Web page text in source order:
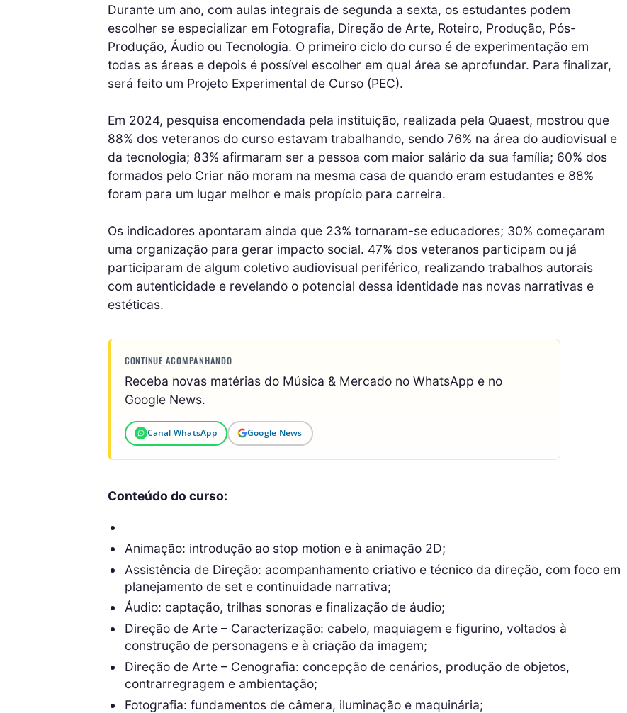
Durante um ano, com aulas integrais de segunda a sexta, os estudantes podem
escolher se especializar em Fotografia, Direção de Arte, Roteiro, Produção, Pós-
Produção, Áudio ou Tecnologia. O primeiro ciclo do curso é de experimentação em
todas as áreas e depois é possível escolher em qual área se aprofundar. Para finalizar,
será feito um Projeto Experimental de Curso (PEC).
Em 2024, pesquisa encomendada pela instituição, realizada pela Quaest, mostrou que
88% dos veteranos do curso estavam trabalhando, sendo 76% na área do audiovisual e
da tecnologia; 83% afirmaram ser a pessoa com maior salário da sua família; 60% dos
formados pelo Criar não moram na mesma casa de quando eram estudantes e 88%
foram para um lugar melhor e mais propício para carreira.
Os indicadores apontaram ainda que 23% tornaram-se educadores; 30% começaram
uma organização para gerar impacto social. 47% dos veteranos participam ou já
participaram de algum coletivo audiovisual periférico, realizando trabalhos autorais
com autenticidade e revelando o potencial dessa identidade nas novas narrativas e
estéticas.
CONTINUE ACOMPANHANDO
Receba novas matérias do Música & Mercado no WhatsApp e no
Google News.
Canal WhatsApp Google News
Conteúdo do curso:
Animação: introdução ao stop motion e à animação 2D;
Assistência de Direção: acompanhamento criativo e técnico da direção, com foco em
planejamento de set e continuidade narrativa;
Áudio: captação, trilhas sonoras e finalização de áudio;
Direção de Arte – Caracterização: cabelo, maquiagem e figurino, voltados à
construção de personagens e à criação da imagem;
Direção de Arte – Cenografia: concepção de cenários, produção de objetos,
contrarregragem e ambientação;
Fotografia: fundamentos de câmera, iluminação e maquinária;